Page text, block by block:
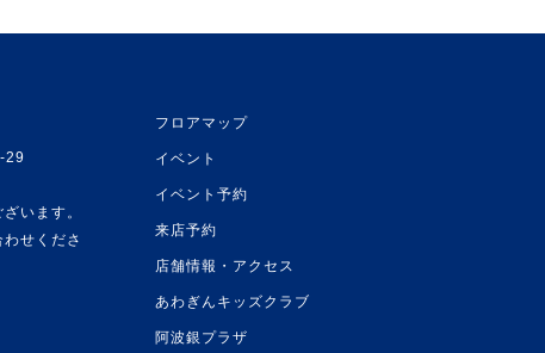
29
います。
せくださ
フロアマップ
イベント
イベント予約
来店予約
店舗情報・アクセス
あわぎんキッズクラブ
阿波銀プラザ